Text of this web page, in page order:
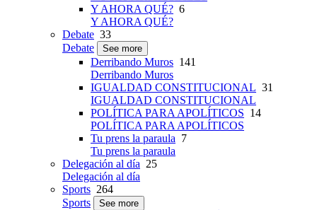
Y AHORA QUÉ? 6
Y AHORA QUÉ?
Debate 33
Debate
See more
Derribando Muros 141
Derribando Muros
IGUALDAD CONSTITUCIONAL 31
IGUALDAD CONSTITUCIONAL
POLÍTICA PARA APOLÍTICOS 14
POLÍTICA PARA APOLÍTICOS
Tu prens la paraula 7
Tu prens la paraula
Delegación al día 25
Delegación al día
Sports 264
Sports
See more